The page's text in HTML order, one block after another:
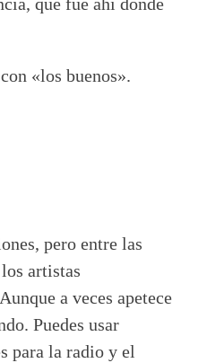
«los buenos».
pero entre las
artistas
a veces apetece
Puedes usar
para la radio y el